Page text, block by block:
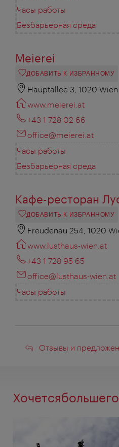
Часы работы
Безбарьерная среда
Meierei
ДОБАВИТЬ К ИЗБРАННОМУ
Hauptallee 3, 1020 Wien
www.meierei.at
+43 1 728 02 66
office@meierei.at
Часы работы
Безбарьерная среда
Кафе-ресторан
ДОБАВИТЬ К ИЗБРАННОМУ
Freudenau 254, 1020
www.lusthaus-wien.at
+43 1 728 95 65
office@lusthaus-wien.at
Часы работы
Отзывы
Отзывы и